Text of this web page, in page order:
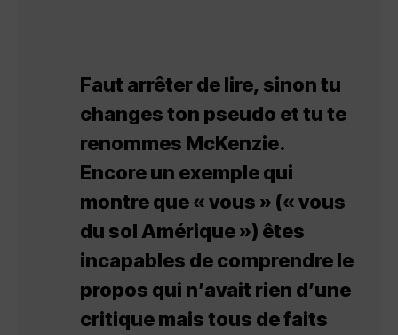
Faut arrêter de lire, sinon tu
changes ton pseudo et tu te
renommes McKenzie.
Encore un exemple qui
montre que « vous » (« vous
du sol Amérique ») êtes
incapables de comprendre le
propos qui n’avait rien d’une
critique mais tous de faits